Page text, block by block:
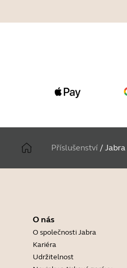
Příslušenství /
O nás
O společnosti Jabra
Kariéra
Udržitelnost